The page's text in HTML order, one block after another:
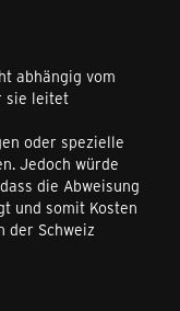
abhängig vom
sie leitet
oder spezielle
Jedoch würde
die Abweisung
und somit Kosten
der Schweiz